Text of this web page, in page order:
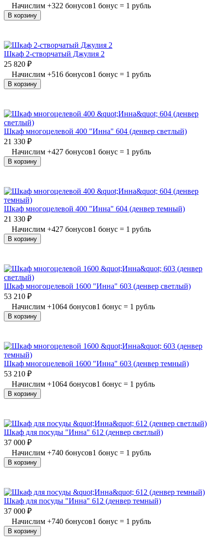
Начислим +322 бонусов1 бонус = 1 рубль
В корзину
Шкаф 2-створчатый Джулия 2
25 820 ₽
Начислим +516 бонусов1 бонус = 1 рубль
В корзину
Шкаф многоцелевой 400 "Инна" 604 (денвер светлый)
21 330 ₽
Начислим +427 бонусов1 бонус = 1 рубль
В корзину
Шкаф многоцелевой 400 "Инна" 604 (денвер темный)
21 330 ₽
Начислим +427 бонусов1 бонус = 1 рубль
В корзину
Шкаф многоцелевой 1600 "Инна" 603 (денвер светлый)
53 210 ₽
Начислим +1064 бонусов1 бонус = 1 рубль
В корзину
Шкаф многоцелевой 1600 "Инна" 603 (денвер темный)
53 210 ₽
Начислим +1064 бонусов1 бонус = 1 рубль
В корзину
Шкаф для посуды "Инна" 612 (денвер светлый)
37 000 ₽
Начислим +740 бонусов1 бонус = 1 рубль
В корзину
Шкаф для посуды "Инна" 612 (денвер темный)
37 000 ₽
Начислим +740 бонусов1 бонус = 1 рубль
В корзину